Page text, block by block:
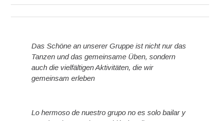
Das Schöne an unserer Gruppe ist nicht nur das
Tanzen und das gemeinsame Üben, sondern
auch die vielfältigen Aktivitäten, die wir
gemeinsam erleben
Lo hermoso de nuestro grupo no es solo bailar y